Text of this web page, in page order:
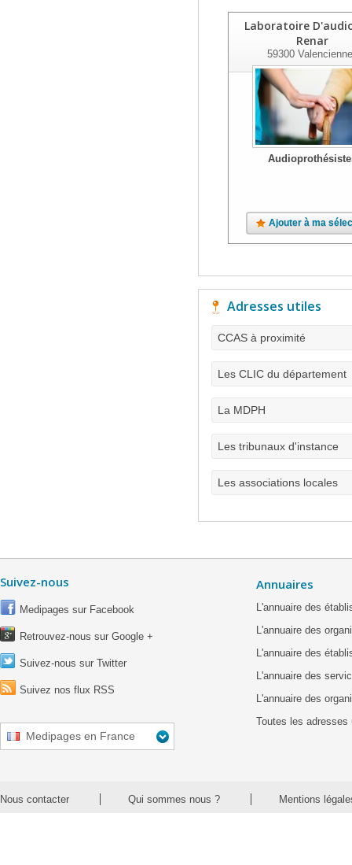
Laboratoire
Renar
59300
Ajouter à ma
Adresses utiles
CCAS à proximité
Les CLIC du département
La MDPH
Les tribunaux d'instance
Les associations locales
Suivez-nous
Medipages sur Facebook
Retrouvez-nous sur Google +
Suivez-nous sur Twitter
Suivez nos flux RSS
Medipages en France
Annuaires
L'annuaire des
L'annuaire des
L'annuaire des
L'annuaire des
L'annuaire des
Toutes les adresses
Nous contacter Qui sommes nous ? Mentions